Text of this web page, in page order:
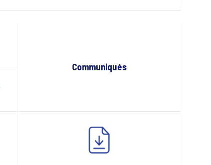
Communiqués